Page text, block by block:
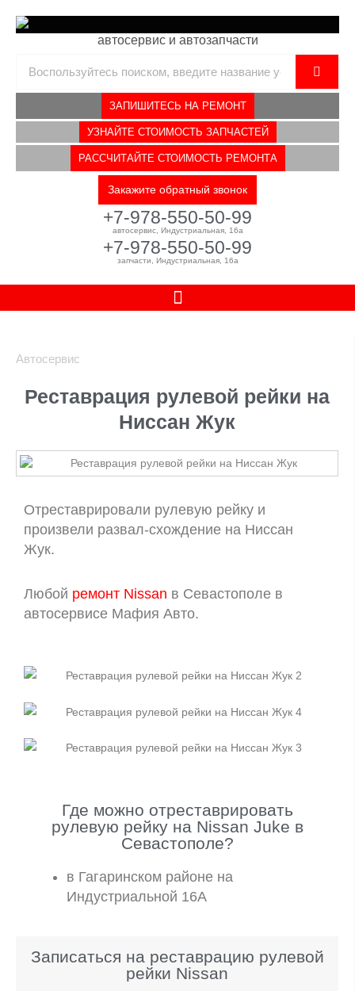
автосервис и автозапчасти
ЗАПИШИТЕСЬ НА РЕМОНТ
УЗНАЙТЕ СТОИМОСТЬ ЗАПЧАСТЕЙ
РАССЧИТАЙТЕ СТОИМОСТЬ РЕМОНТА
Закажите обратный звонок
+7-978-550-50-99
автосервис, Индустриальная, 16а
+7-978-550-50-99
запчасти, Индустриальная, 16а
Автосервис
Реставрация рулевой рейки на
Ниссан Жук
Отреставрировали рулевую рейку и
произвели развал-схождение на Ниссан
Жук.
Любой ремонт Nissan в Севастополе в
автосервисе Мафия Авто.
Где можно отреставрировать
рулевую рейку на Nissan Juke в
Севастополе?
в Гагаринском районе на
Индустриальной 16А
Записаться на реставрацию рулевой
рейки Nissan